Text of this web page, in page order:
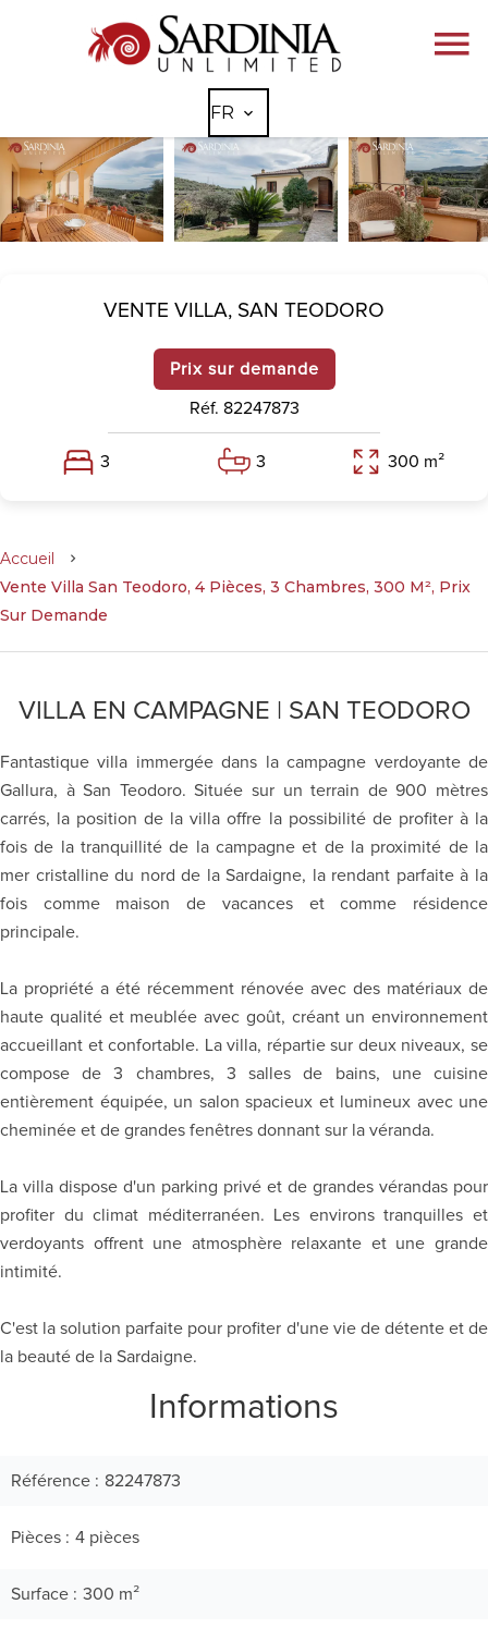
FR
VENTE VILLA, SAN TEODORO
Prix sur demande
3 3 300 m²
Réf. 82247873
Accueil
Vente Villa San Teodoro, 4 Pièces, 3 Chambres, 300 M², Prix
Sur Demande
VILLA EN CAMPAGNE | SAN TEODORO
Fantastique villa immergée dans la campagne verdoyante de
Gallura, à San Teodoro. Située sur un terrain de 900 mètres
carrés, la position de la villa offre la possibilité de profiter à la
fois de la tranquillité de la campagne et de la proximité de la
mer cristalline du nord de la Sardaigne, la rendant parfaite à la
fois comme maison de vacances et comme résidence
principale.
La propriété a été récemment rénovée avec des matériaux de
haute qualité et meublée avec goût, créant un environnement
accueillant et confortable. La villa, répartie sur deux niveaux, se
compose de 3 chambres, 3 salles de bains, une cuisine
entièrement équipée, un salon spacieux et lumineux avec une
cheminée et de grandes fenêtres donnant sur la véranda.
La villa dispose d'un parking privé et de grandes vérandas pour
profiter du climat méditerranéen. Les environs tranquilles et
verdoyants offrent une atmosphère relaxante et une grande
intimité.
C'est la solution parfaite pour profiter d'une vie de détente et de
la beauté de la Sardaigne.
Informations
Référence 82247873
Pièces 4 pièces
Surface 300 m²